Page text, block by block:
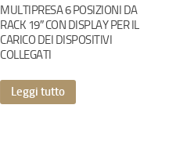
MULTIPRESA 6 POSIZIONI DA
RACK 19″ CON DISPLAY PER IL
CARICO DEI DISPOSITIVI
COLLEGATI
Leggi tutto